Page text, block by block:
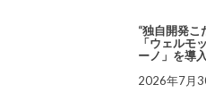
“独自開発こ
「ウェルモ
ーノ」を導入
2026年7月